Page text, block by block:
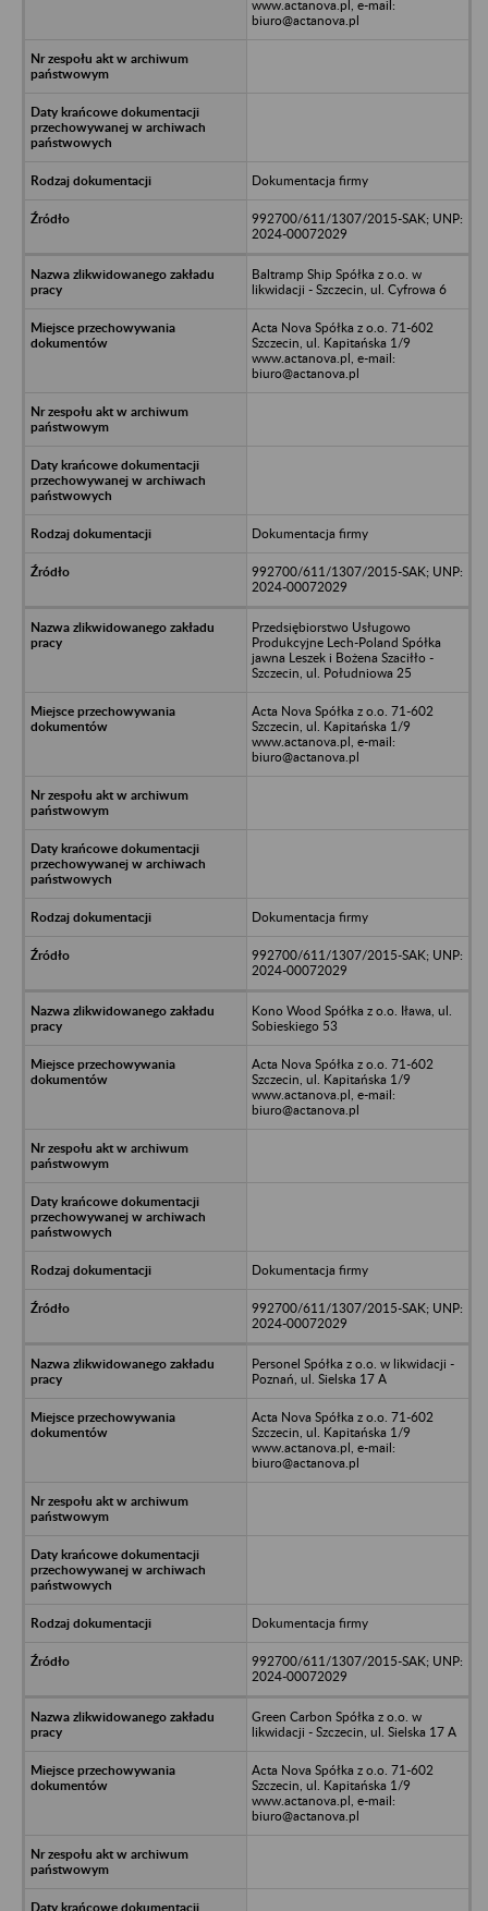
www.actanova.pl, e-mail:
biuro@actanova.pl
Dokumentacja firmy
992700/611/1307/2015-SAK; UNP:
2024-00072029
Baltramp Ship Spółka z o.o. w
likwidacji - Szczecin, ul. Cyfrowa 6
Acta Nova Spółka z o.o. 71-602
Szczecin, ul. Kapitańska 1/9
www.actanova.pl, e-mail:
biuro@actanova.pl
Dokumentacja firmy
992700/611/1307/2015-SAK; UNP:
2024-00072029
Przedsiębiorstwo Usługowo
Produkcyjne Lech-Poland Spółka
jawna Leszek i Bożena Szaciłło -
Szczecin, ul. Południowa 25
Acta Nova Spółka z o.o. 71-602
Szczecin, ul. Kapitańska 1/9
www.actanova.pl, e-mail:
biuro@actanova.pl
Dokumentacja firmy
992700/611/1307/2015-SAK; UNP:
2024-00072029
Kono Wood Spółka z o.o. Iława, ul.
Sobieskiego 53
Acta Nova Spółka z o.o. 71-602
Szczecin, ul. Kapitańska 1/9
www.actanova.pl, e-mail:
biuro@actanova.pl
Dokumentacja firmy
992700/611/1307/2015-SAK; UNP:
2024-00072029
Personel Spółka z o.o. w likwidacji -
Poznań, ul. Sielska 17 A
Acta Nova Spółka z o.o. 71-602
Szczecin, ul. Kapitańska 1/9
www.actanova.pl, e-mail:
biuro@actanova.pl
Dokumentacja firmy
992700/611/1307/2015-SAK; UNP:
2024-00072029
Green Carbon Spółka z o.o. w
likwidacji - Szczecin, ul. Sielska 17 A
Acta Nova Spółka z o.o. 71-602
Szczecin, ul. Kapitańska 1/9
www.actanova.pl, e-mail:
biuro@actanova.pl